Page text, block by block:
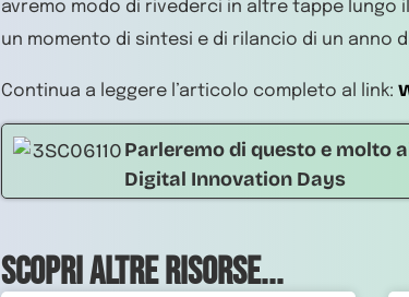
avremo modo di rivederci in altre tappe lungo
un momento di sintesi e di rilancio di un anno
Continua a leggere l’articolo completo al link:
Parleremo di questo e molto
Digital Innovation Days
Scopri altre risorse...